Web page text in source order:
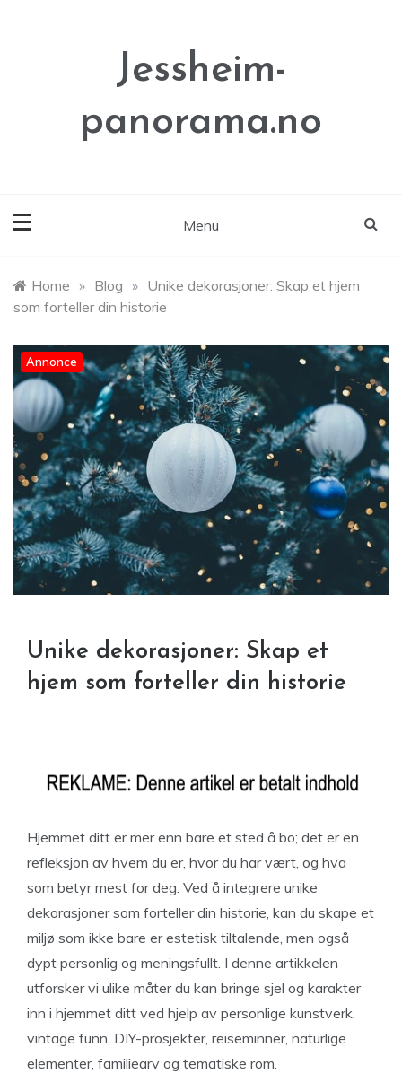
Jessheim-
panorama.no
Menu
Home » Blog » Unike dekorasjoner: Skap et hjem
som forteller din historie
Annonce
Unike dekorasjoner: Skap et
hjem som forteller din historie
Hjemmet ditt er mer enn bare et sted å bo; det er en
refleksjon av hvem du er, hvor du har vært, og hva
som betyr mest for deg. Ved å integrere unike
dekorasjoner som forteller din historie, kan du skape et
miljø som ikke bare er estetisk tiltalende, men også
dypt personlig og meningsfullt. I denne artikkelen
utforsker vi ulike måter du kan bringe sjel og karakter
inn i hjemmet ditt ved hjelp av personlige kunstverk,
vintage funn, DIY-prosjekter, reiseminner, naturlige
elementer, familiearv og tematiske rom.